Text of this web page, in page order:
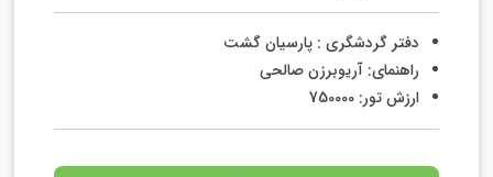
دفتر گردشگری : پارسیان گشت
راهنمای: آریوبرزن صالحی
ارزش تور: 750000